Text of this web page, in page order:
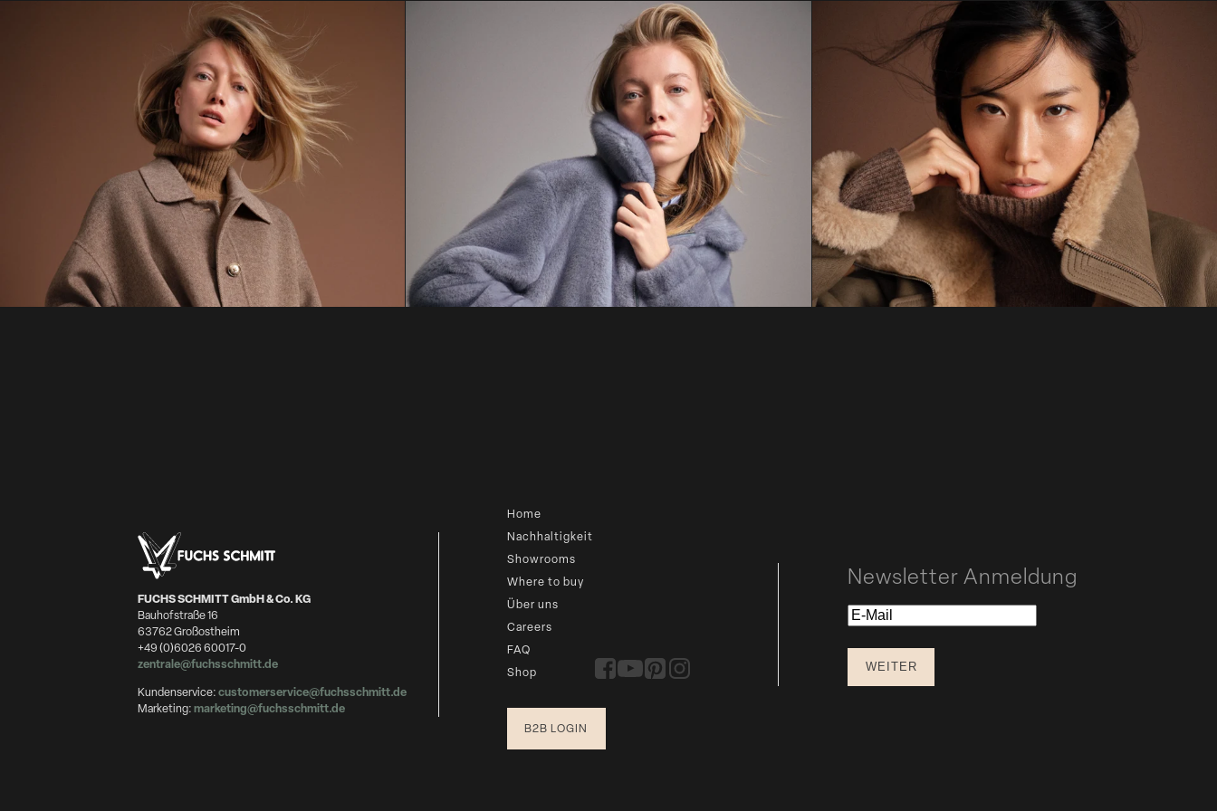
WHERE TO BUY SHOWROOMS ÜBER UNS SHOP
FUCHS SCHMITT GmbH & Co. KG
Bauhofstraße 16
63762 Großostheim
+49 (0)6026 60017-0
zentrale@fuchsschmitt.de
Kundenservice:customerservice@fuchsschmitt.de
Marketing:marketing@fuchsschmitt.de
Home
Nachhaltigkeit
Showrooms
Where to buy
Über uns
Careers
FAQ
Shop
B2B LOGIN
Newsletter Anmeldung
E-
WEITER